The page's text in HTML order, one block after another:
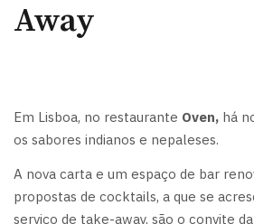
Away
Em Lisboa, no restaurante Oven, há
os sabores indianos e nepaleses.
A nova carta e um espaço de bar
propostas de cocktails, a que se
serviço de take-away, são o convite